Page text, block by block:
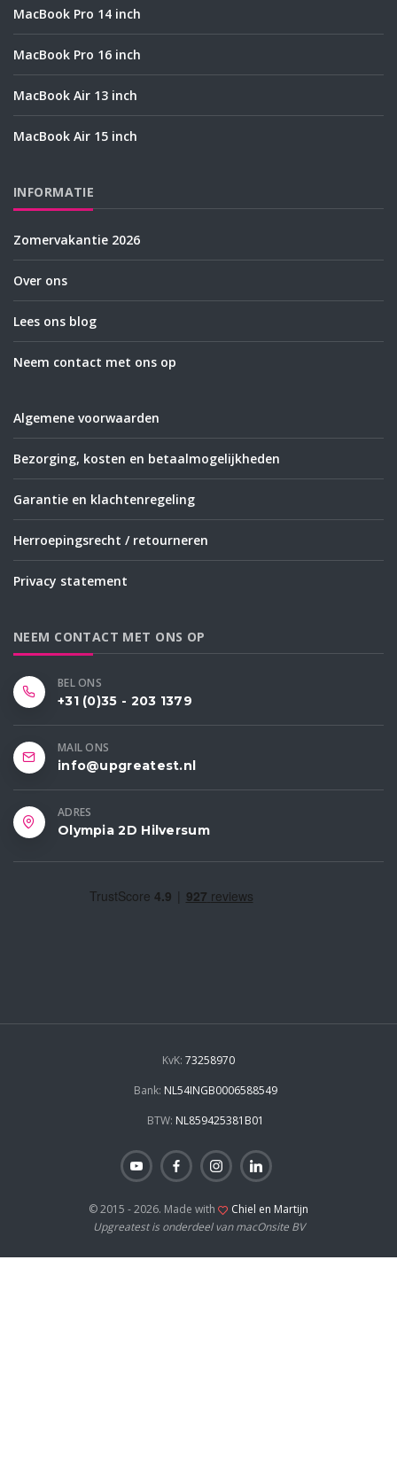
MacBook Pro 14 inch
MacBook Pro 16 inch
MacBook Air 13 inch
MacBook Air 15 inch
INFORMATIE
Zomervakantie 2026
Over ons
Lees ons blog
Neem contact met ons op
Algemene voorwaarden
Bezorging, kosten en betaalmogelijkheden
Garantie en klachtenregeling
Herroepingsrecht / retourneren
Privacy statement
NEEM CONTACT MET ONS OP
BEL ONS
+31 (0)35 - 203 1379
MAIL ONS
info@upgreatest.nl
ADRES
Olympia 2D Hilversum
KvK: 73258970
Bank: NL54INGB0006588549
BTW: NL859425381B01
© 2015 - 2026. Made with
Chiel en Martijn
Upgreatest is onderdeel van macOnsite BV